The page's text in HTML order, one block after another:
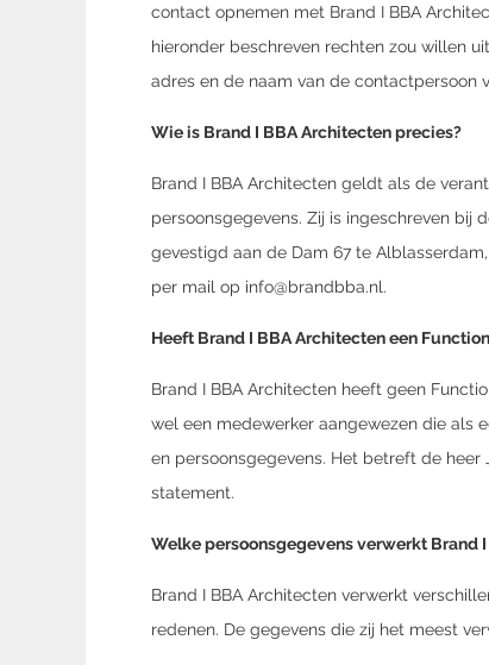
contact opnemen met Brand I BBA
hieronder beschreven rechten zou willen
adres en de naam van de contactpersoon
Wie is Brand I BBA Architecten precies?
Brand I BBA Architecten geldt als de
persoonsgegevens. Zij is ingeschreven bij
gevestigd aan de Dam 67 te
per mail op info@brandbba.nl.
Heeft Brand I BBA Architecten een
Brand I BBA Architecten heeft geen
wel een medewerker aangewezen die als
en persoonsgegevens. Het betreft de
statement.
Welke persoonsgegevens verwerkt Brand
Brand I BBA Architecten verwerkt
redenen. De gegevens die zij het meest